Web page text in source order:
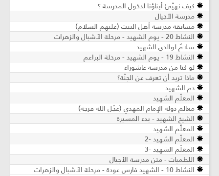
كيف نهيّئ أبناؤنا لدخول المدرسة ؟
مدرسة الأجيال
مسابقة مدرسة أهل البيت (عليهم السلام)
النشاط 20 - يوم الشهيد - مرحلة الأشبال والزهرات
سلامٌ لوالدي الشهيد
النشاط 19 - يوم الشهيد - مرحلة البراعم
لو كنا من مدرسة عاشوراء
ماذا تريد أن تعرف عن الجنّة؟
دم الشهيد
المعلّم الشهيد
معالم دولة الإمام المهدي (عجّل الله فرجه)
الشيخ الشهيد - بدء المسيرة
المعلّم الشهيد
المعلّم الشهيد -2
المعلّم الشهيد -3
اللطميات - متن مدرسة الأجيال
النشاط 10 - الشهيد فارس عودة - مرحلة الأشبال والزهرات